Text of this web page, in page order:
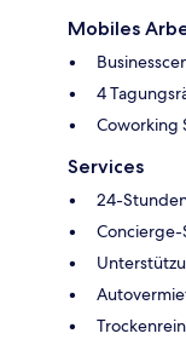
Mobiles
4
Coworking
Services
24-
Concierge-